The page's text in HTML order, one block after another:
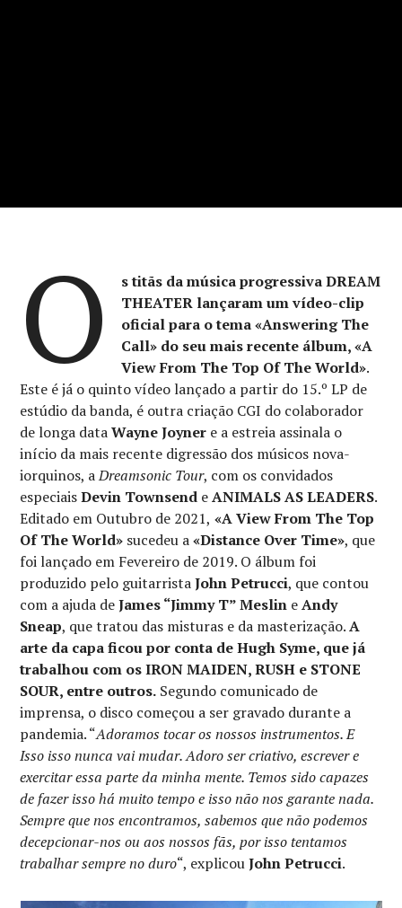
O
s titãs da música progressiva DREAM
THEATER lançaram um vídeo-clip
oficial para o tema «Answering The
Call» do seu mais recente álbum, «A
View From The Top Of The World».
Este é já o quinto vídeo lançado a partir do 15.º LP de
estúdio da banda, é outra criação CGI do colaborador
de longa dataWayne Joyner e a estreia assinala o
início da mais recente digressão dos músicos nova-
iorquinos, aDreamsonic Tour, com os convidados
especiaisDevin Townsend eANIMALS AS LEADERS.
Editado em Outubro de 2021, «A View From The Top
Of The World» sucedeu a«Distance Over Time», que
foi lançado em Fevereiro de 2019. O álbum foi
produzido pelo guitarristaJohn Petrucci, que contou
com a ajuda deJames “Jimmy T” Meslin eAndy
Sneap, que tratou das misturas e da masterização.A
arte da capa ficou por conta de Hugh Syme, que já
trabalhou com os IRON MAIDEN, RUSH e STONE
SOUR, entre outros. Segundo comunicado de
imprensa, o disco começou a ser gravado durante a
pandemia. “Adoramos tocar os nossos instrumentos. E
Isso isso nunca vai mudar. Adoro ser criativo, escrever e
exercitar essa parte da minha mente. Temos sido capazes
de fazer isso há muito tempo e isso não nos garante nada.
Sempre que nos encontramos, sabemos que não podemos
decepcionar-nos ou aos nossos fãs, por isso tentamos
trabalhar sempre no duro“, explicouJohn Petrucci.